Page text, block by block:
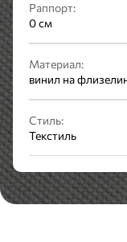
Раппорт:
0 см
Материал:
винил на
Стиль:
Текстиль